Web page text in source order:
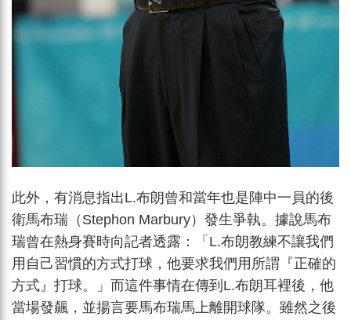
此外，有消息指出L.布朗曾和當年也是陣中一員的後
衛馬布瑞（Stephon Marbury）發生爭執。據說馬布
瑞曾在熱身賽時向記者透露：「L.布朗教練不讓我們
用自己習慣的方式打球，他要求我們用所謂『正確的
方式』打球。」而這件事情在傳到L.布朗耳裡後，他
當場發飆，並揚言要馬布瑞馬上離開球隊。雖然之後